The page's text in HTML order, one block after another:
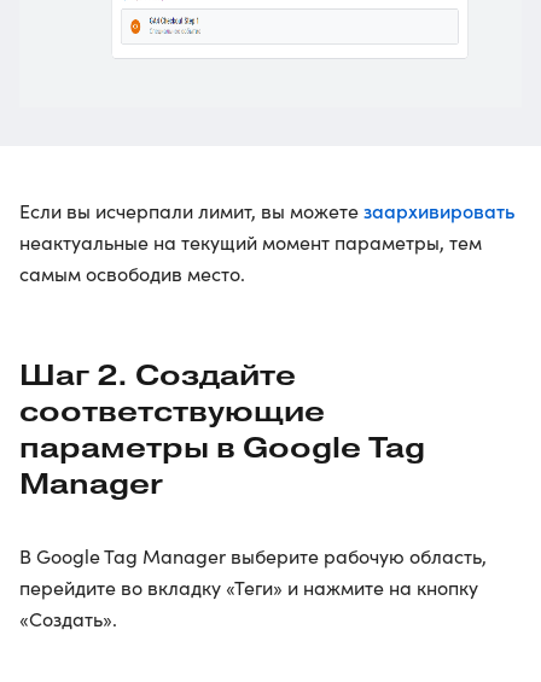
Если вы исчерпали лимит, вы можетезаархивировать
неактуальные на текущий момент параметры, тем
самым освободив место.
Шаг 2. Создайте
соответствующие
параметры в Google Tag
Manager
В Google Tag Manager выберите рабочую область,
перейдите во вкладку «Теги» и нажмите на кнопку
«Создать».